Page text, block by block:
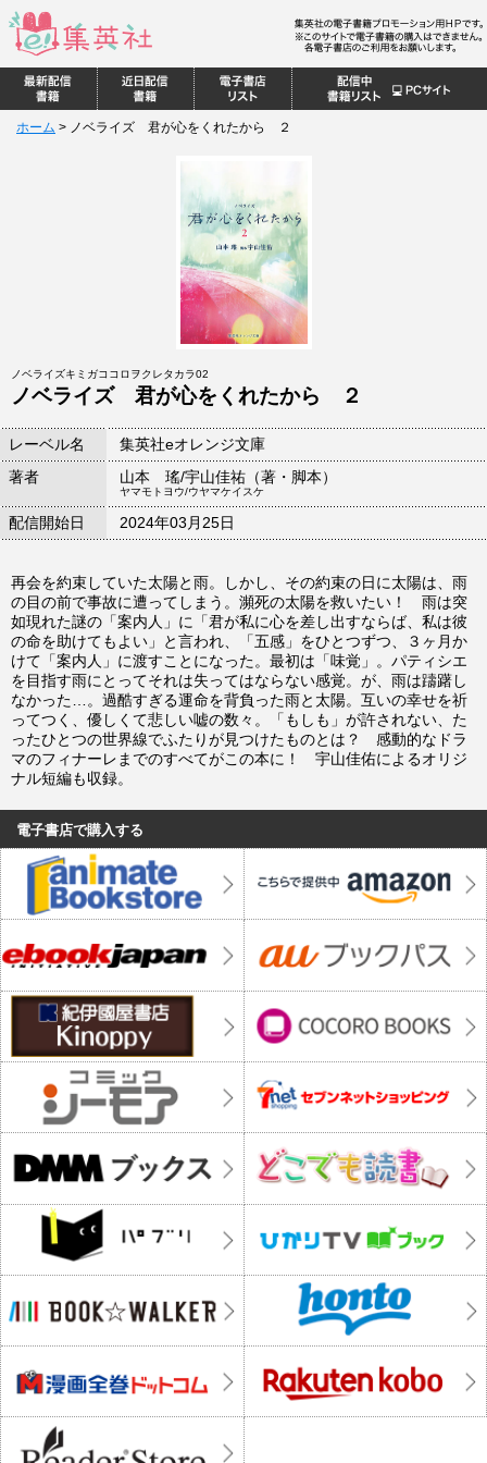
ホーム > ノベライズ 君が心をくれたから ２
ノベライズキミガココロヲクレタカラ02
ノベライズ 君が心をくれたから ２
レーベル名
集英社eオレンジ文庫
著者
山本 瑤/宇山佳祐（著・脚本）
ヤマモトヨウ/ウヤマケイスケ
配信開始日 2024年03月25日
再会を約束していた太陽と雨。しかし、その約束の日に太陽は、雨
の目の前で事故に遭ってしまう。瀕死の太陽を救いたい！ 雨は突
如現れた謎の「案内人」に「君が私に心を差し出すならば、私は彼
の命を助けてもよい」と言われ、「五感」をひとつずつ、３ヶ月か
けて「案内人」に渡すことになった。最初は「味覚」。パティシエ
を目指す雨にとってそれは失ってはならない感覚。が、雨は躊躇し
なかった…。過酷すぎる運命を背負った雨と太陽。互いの幸せを祈
ってつく、優しくて悲しい嘘の数々。「もしも」が許されない、た
ったひとつの世界線でふたりが見つけたものとは？ 感動的なドラ
マのフィナーレまでのすべてがこの本に！ 宇山佳佑によるオリジ
ナル短編も収録。
電子書店で購入する